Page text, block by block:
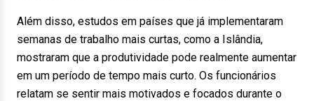
Além disso, estudos em países que já implementaram
semanas de trabalho mais curtas, como a Islândia,
mostraram que a produtividade pode realmente aumentar
em um período de tempo mais curto. Os funcionários
relatam se sentir mais motivados e focados durante o